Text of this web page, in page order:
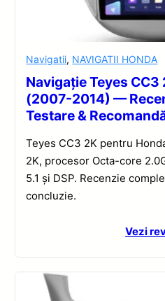
Navigatii, NAVIGATII HONDA
Navigație Teyes CC3
(2007-2014) —
Testare &
Teyes CC3 2K pentru
2K, procesor Octa-core
5.1 și DSP. Recenzie
concluzie.
Vezi